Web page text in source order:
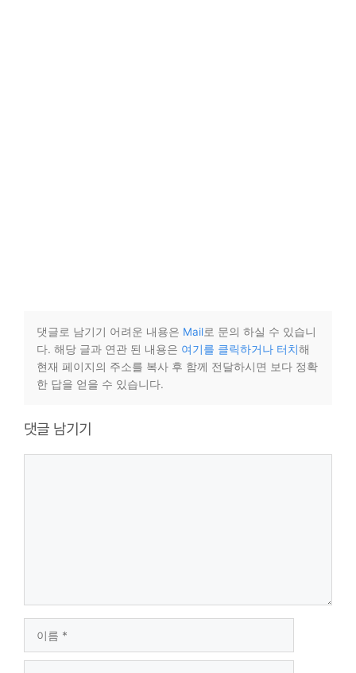
댓글로 남기기 어려운 내용은 Mail로 문의 하실 수 있습니
다. 해당 글과 연관 된 내용은 여기를 클릭하거나 터치해
현재 페이지의 주소를 복사 후 함께 전달하시면 보다 정확
한 답을 얻을 수 있습니다.
댓글 남기기